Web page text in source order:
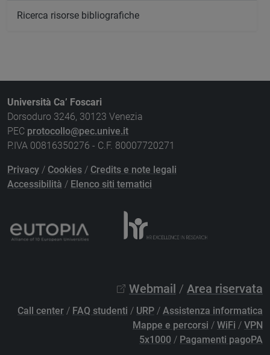
Ricerca risorse bibliografiche
Università Ca’ Foscari
Dorsoduro 3246, 30123 Venezia
PEC protocollo@pec.unive.it
P.IVA 00816350276 - C.F. 80007720271
Privacy / Cookies / Credits e note legali
Accessibilità / Elenco siti tematici
Webmail / Area riservata
Call center / FAQ studenti / URP / Assistenza informatica
Mappe e percorsi / WiFi / VPN
5x1000 / Pagamenti pagoPA